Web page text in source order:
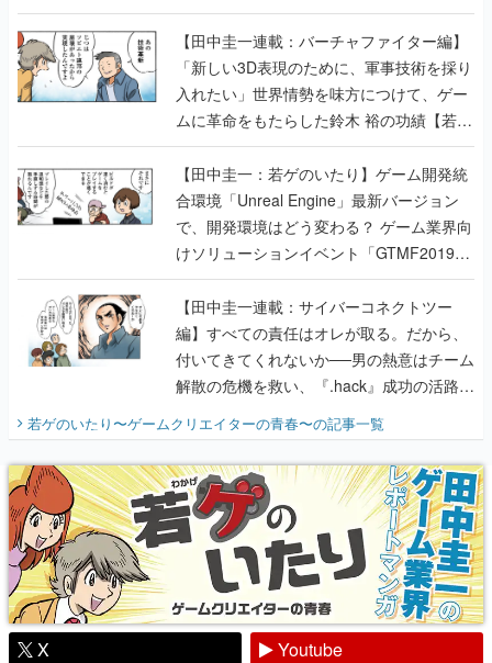
【若ゲのいたり最終回】
【田中圭一連載：バーチャファイター編】
「新しい3D表現のために、軍事技術を採り
入れたい」世界情勢を味方につけて、ゲー
ムに革命をもたらした鈴木 裕の功績【若ゲ
のいたり】
【田中圭一：若ゲのいたり】ゲーム開発統
合環境「Unreal Engine」最新バージョン
で、開発環境はどう変わる？ ゲーム業界向
けソリューションイベント「GTMF2019」
に行って、より理解を深めよう【PR】
【田中圭一連載：サイバーコネクトツー
編】すべての責任はオレが取る。だから、
付いてきてくれないか──男の熱意はチーム
解散の危機を救い、『.hack』成功の活路を
『少年ジャンプ』色だった【若ゲのいた
り】
若ゲのいたり〜ゲームクリエイターの青春〜の記事一覧
X
Youtube